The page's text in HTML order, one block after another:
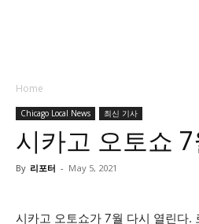
Home
Chicago Local News 최신 기사
시카고 오토쇼
By 리포터 - May 5, 2021
시카고 오토쇼가 7월 다시 열린다.